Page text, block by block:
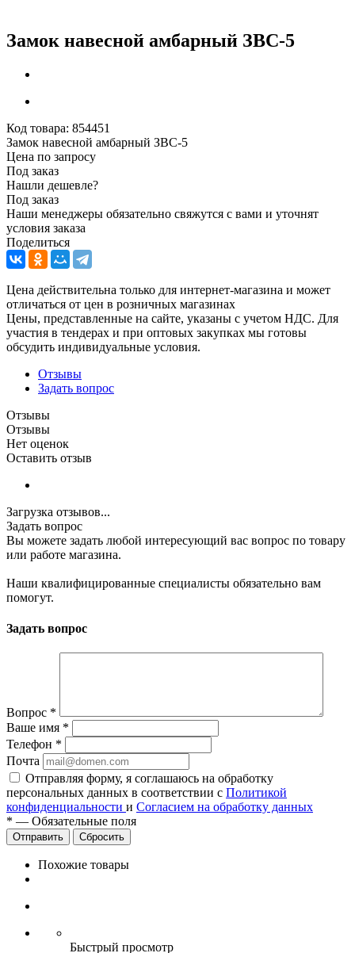
Замок навесной амбарный ЗВС-5
Код товара: 854451
Замок навесной амбарный ЗВС-5
Цена по запросу
Под заказ
Нашли дешевле?
Под заказ
Наши менеджеры обязательно свяжутся с вами и уточнят
условия заказа
Поделиться
Цена действительна только для интернет-магазина и может
отличаться от цен в розничных магазинах
Цены, представленные на сайте, указаны с учетом НДС. Для
участия в тендерах и при оптовых закупках мы готовы
обсудить индивидуальные условия.
Отзывы
Задать вопрос
Отзывы
Отзывы
Нет оценок
Оставить отзыв
Загрузка отзывов...
Задать вопрос
Вы можете задать любой интересующий вас вопрос по товару
или работе магазина.
Наши квалифицированные специалисты обязательно вам
помогут.
Задать вопрос
Вопрос *
Ваше имя *
Телефон *
Почта
Отправляя форму, я соглашаюсь на обработку
персональных данных в соответствии с Политикой
конфиденциальности и Согласием на обработку данных
* — Обязательные поля
Сбросить
Похожие товары
Быстрый просмотр